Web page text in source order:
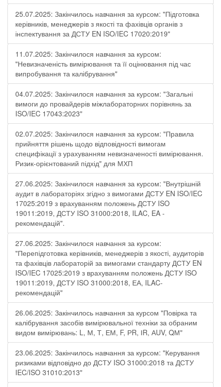
25.07.2025: Закінчилось навчання за курсом: "Підготовка
керівників, менеджерів з якості та фахівців органів з
інспектування за ДСТУ EN ISO/IEC 17020:2019"
11.07.2025: Закінчилося навчання за курсом:
"Невизначеність вимірювання та її оцінювання під час
випробування та калібрування"
04.07.2025: Закінчилося навчання за курсом: "Загальні
вимоги до провайдерів міжлабораторних порівнянь за
ISO/IEC 17043:2023"
02.07.2025: Закінчилося навчання за курсом: "Правила
прийняття рішень щодо відповідності вимогам
специфікації з урахуванням невизначеності вимірювання.
Ризик-орієнтований підхід" для МХП
27.06.2025: Закінчилося навчання за курсом: "Внутрішній
аудит в лабораторіях згідно з вимогами ДСТУ EN ISO/IEC
17025:2019 з врахуванням положень ДСТУ ISO
19011:2019, ДСТУ ISO 31000:2018, ILAC, EA -
рекомендацій".
27.06.2025: Закінчилося навчання за курсом:
"Перепідготовка керівників, менеджерів з якості, аудиторів
та фахівців лабораторій за вимогами стандарту ДСТУ EN
ISO/IEC 17025:2019 з врахуванням положень ДСТУ ISO
19011:2019, ДСТУ ISO 31000:2018, ЕА, ILAC-
рекомендацій"
26.06.2025: Закінчилось навчання за курсом "Повірка та
калібрування засобів вимірювальної техніки за обраним
видом вимірювань: L, М, Т, ЕМ, F, РR, ІR, АUV, QМ"
23.06.2025: Закінчилось навчання за курсом: "Керування
ризиками відповідно до ДСТУ ISO 31000:2018 та ДСТУ
IEC/ISO 31010:2013"